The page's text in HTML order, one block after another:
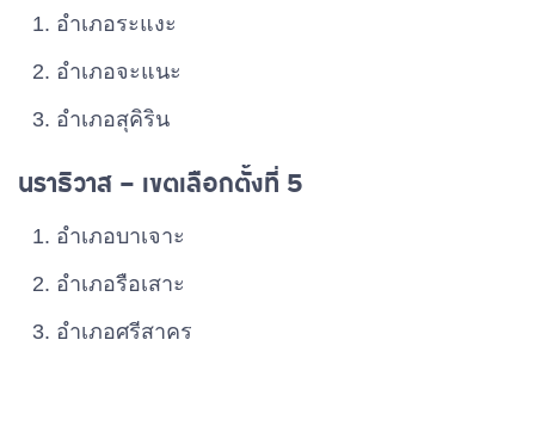
อําเภอระแงะ
อําเภอจะแนะ
อําเภอสุคิริน
นราธิวาส – เขตเลือกตั้งที่ 5
อําเภอบาเจาะ
อําเภอรือเสาะ
อําเภอศรีสาคร